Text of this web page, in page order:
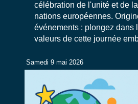
célébration de l'unité et de
nations européennes.
événements : plongez dans
valeurs de cette journée
Samedi 9 mai 2026